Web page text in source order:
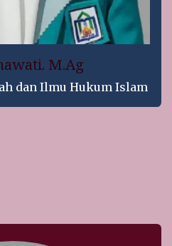
M.Ag
dan Ilmu Hukum Islam